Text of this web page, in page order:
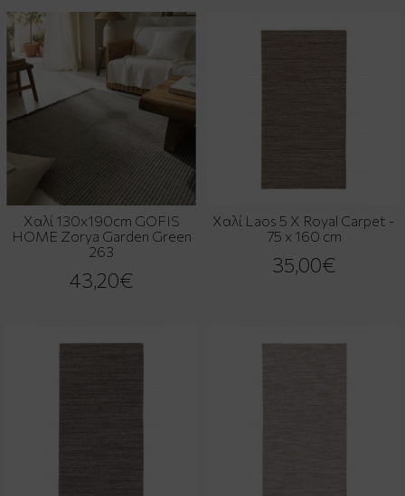
Χαλί 130x190cm GOFIS
HOME Zorya Garden Green
263
43,20€
Χαλί Laos 5 X Royal Carpet -
75 x 160 cm
35,00€